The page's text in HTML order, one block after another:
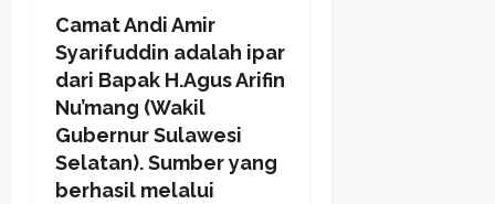
Camat Andi Amir
Syarifuddin adalah ipar
dari Bapak H.Agus Arifin
Nu’mang (Wakil
Gubernur Sulawesi
Selatan). Sumber yang
berhasil melalui